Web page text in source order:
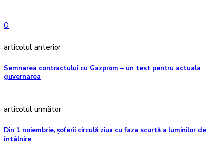
0
articolul anterior
Semnarea contractului cu Gazprom – un test pentru actuala
guvernarea
articolul următor
Din 1 noiembrie, șoferii circulă ziua cu faza scurtă a luminilor de
întâlnire